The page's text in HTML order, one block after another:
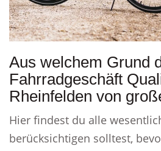
Aus welchem Grund
Fahrradgeschäft
Rheinfelden von
Hier findest du alle
berücksichtigen solltest,